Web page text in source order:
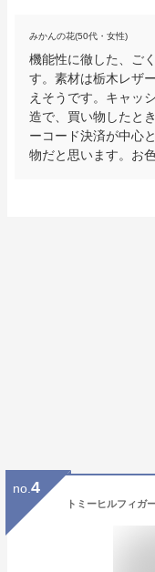
みかんの花(50代・女性)
機能性に徹した、ご
す。素材は栃木レザ
えそうです。キャッ
造で、買い物したと
ーコード決済が中心
物だと思います。お
no. 4